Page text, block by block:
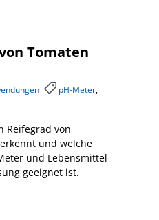
Tomaten
pH-Meter,
Reifegrad von
und welche
und Lebensmittel-
geeignet ist.